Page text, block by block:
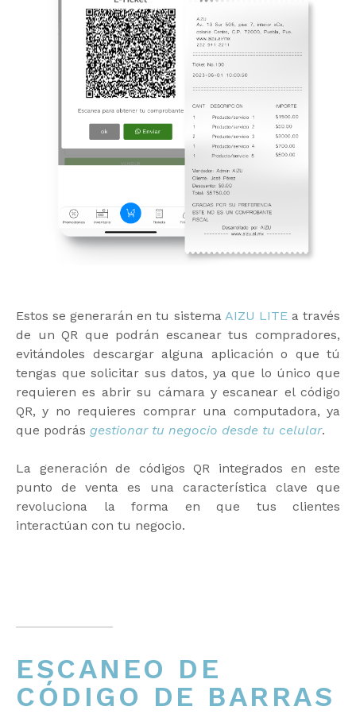
Estos se generarán en tu sistema AIZU LITEa través
de un QR que podrán escanear tus compradores,
evitándoles descargar alguna aplicación o que tú
tengas que solicitar sus datos, ya que lo único que
requieren es abrir su cámara y escanear el código
QR, y no requieres comprar una computadora, ya
que podrás gestionar tu negocio desde tu celular.
La generación de códigos QR integrados en este
punto de venta es una característica clave que
revoluciona la forma en que tus clientes
interactúan con tu negocio.
ESCANEO DE
CÓDIGO DE BARRAS